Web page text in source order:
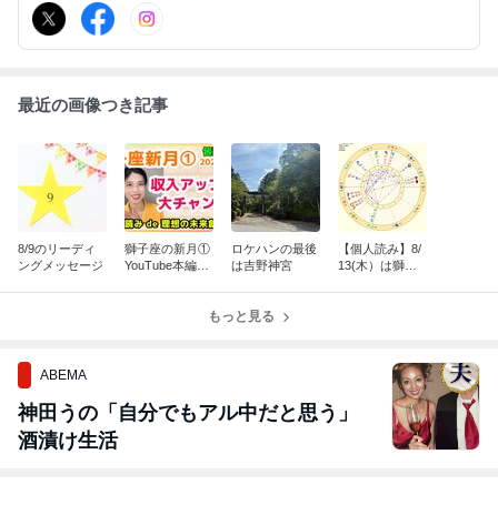
ンお気軽に♪
最近の画像つき記事
8/9のリーディ
ングメッセージ
獅子座の新月①
YouTube本編ア
ロケハンの最後
は吉野神宮
【個人読み】8/
13(木）は獅子
もっと見る
ABEMA
神田うの「自分でもアル中だと思う」
酒漬け生活